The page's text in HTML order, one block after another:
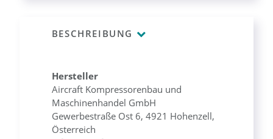
BESCHREIBUNG
Hersteller
Aircraft Kompressorenbau und
Maschinenhandel GmbH
Gewerbestraße Ost 6, 4921 Hohenzell,
Österreich